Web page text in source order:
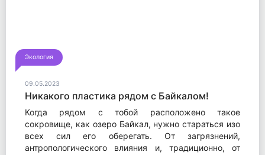
Экология
09.05.2023
Никакого пластика рядом с Байкалом!
Когда рядом с тобой расположено такое
сокровище, как озеро Байкал, нужно стараться изо
всех сил его оберегать. От загрязнений,
антропологического влияния и, традиционно, от